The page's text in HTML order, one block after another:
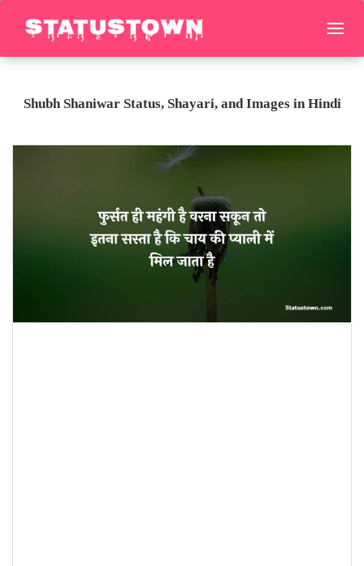
Shubh Shaniwar Status, Shayari, and Images in Hindi